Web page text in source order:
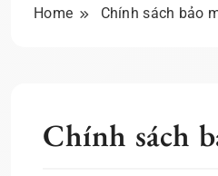
Home Chính sách bảo
Chính sách